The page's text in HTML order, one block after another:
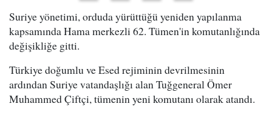
Suriye yönetimi, orduda yürüttüğü yeniden yapılanma
kapsamında Hama merkezli 62. Tümen'in komutanlığında
değişikliğe gitti.
Türkiye doğumlu ve Esed rejiminin devrilmesinin
ardından Suriye vatandaşlığı alan Tuğgeneral Ömer
Muhammed Çiftçi, tümenin yeni komutanı olarak atandı.